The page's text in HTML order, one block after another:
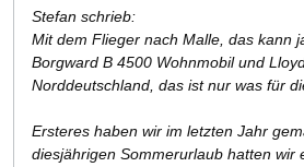
Stefan schrieb:
Mit dem Flieger nach Malle, das kann
Borgward B 4500 Wohnmobil und
Norddeutschland, das ist nur was für
Ersteres haben wir im letzten Jahr
diesjährigen Sommerurlaub hatten wir